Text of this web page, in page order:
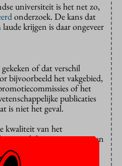
universiteit is het net zo,
onderzoek. De kans dat
krijgen is daar ongeveer
of dat verschil
bijvoorbeeld het vakgebied,
of het
publicaties
is niet het geval.
kwaliteit van het
verschil tussen mannen en
de onderzoekers. Ze
vakbladen promovendi